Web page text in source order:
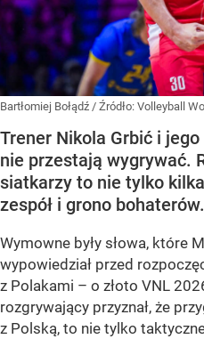
Bartłomiej Bołądź / Źródło: Volleyball
Trener Nikola Grbić i
nie przestają wygrywać.
siatkarzy to nie tylko
zespół i grono bohaterów.
Wymowne były słowa, które
wypowiedział przed
z Polakami – o złoto VNL
rozgrywający przyznał, że
z Polską, to nie tylko